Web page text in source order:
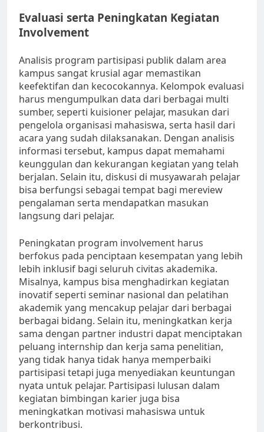
Evaluasi serta Peningkatan Kegiatan
Involvement
Analisis program partisipasi publik dalam area
kampus sangat krusial agar memastikan
keefektifan dan kecocokannya. Kelompok evaluasi
harus mengumpulkan data dari berbagai multi
sumber, seperti kuisioner pelajar, masukan dari
pengelola organisasi mahasiswa, serta hasil dari
acara yang sudah dilaksanakan. Dengan analisis
informasi tersebut, kampus dapat memahami
keunggulan dan kekurangan kegiatan yang telah
berjalan. Selain itu, diskusi di musyawarah pelajar
bisa berfungsi sebagai tempat bagi mereview
pengalaman serta mendapatkan masukan
langsung dari pelajar.
Peningkatan program involvement harus
berfokus pada penciptaan kesempatan yang lebih
lebih inklusif bagi seluruh civitas akademika.
Misalnya, kampus bisa menghadirkan kegiatan
inovatif seperti seminar nasional dan pelatihan
akademik yang mencakup pelajar dari berbagai
berbagai bidang. Selain itu, meningkatkan kerja
sama dengan partner industri dapat menciptakan
peluang internship dan kerja sama penelitian,
yang tidak hanya tidak hanya memperbaiki
partisipasi tetapi juga menyediakan keuntungan
nyata untuk pelajar. Partisipasi lulusan dalam
kegiatan bimbingan karier juga bisa
meningkatkan motivasi mahasiswa untuk
berkontribusi.